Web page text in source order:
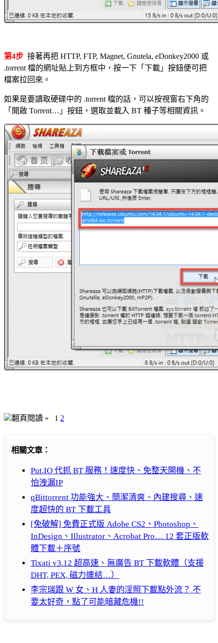
第4步 接著再把 HTTP, FTP, Magnet, Gnutela, eDonkey2000 或
.torrent 檔的網址貼上到方框中，按一下「下載」按鈕便可把
檔案拉回來。
如果是要讀取硬碟中的 .torrent 檔的話，可以按視窗右下角的
「開啟 Torrent…」按鈕，選取並載入 BT 種子等相關資訊。
翻頁閱讀 » 1 2
相關文章：
Put.IO 代抓 BT 服務！速度快、免整天開機、不
怕洩漏IP
qBittorrent 功能強大、簡潔清爽、內建搜尋、速
度超快的 BT 下載工具
[免破解] 免費正式版 Adobe CS2、Photoshop、
InDesign、Illustrator、Acrobat Pro… 12 套正版軟
體下載＋序號
Tixati v3.12 超高速、無廣告 BT 下載軟體（支援
DHT, PEX, 磁力連結…）
李宗瑞跟 W 女、H 人妻的淫照下載點外流？ 不
要太好奇，點了可能暗藏危機!!